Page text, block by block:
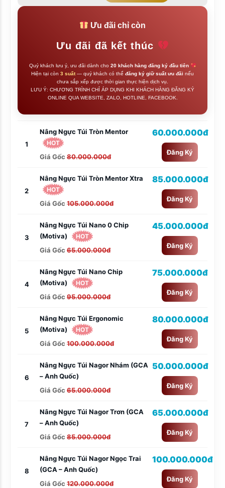
Ưu đãi chỉ còn
Ưu đãi đã kết thúc
Quý khách lưu ý, ưu đãi dành cho 20 khách hàng đăng ký đầu tiên
Hiện tại còn 3 suất— quý khách có thể đăng ký giữ suất ưu đãi nếu
chưa sắp xếp được thời gian thực hiện dịch vụ.
LƯU Ý: CHƯƠNG TRÌNH CHỈ ÁP DỤNG KHI KHÁCH HÀNG ĐĂNG KÝ
ONLINE QUA WEBSITE, ZALO, HOTLINE, FACEBOOK.
1
Nâng Ngực Túi Tròn Mentor
HOT
Giá Gốc 80.000.000đ
60.000.000đ
Đăng Ký
2
Nâng Ngực Túi Tròn Mentor Xtra
HOT
Giá Gốc 105.000.000đ
85.000.000đ
Đăng Ký
3
Nâng Ngực Túi Nano 0 Chip
(Motiva)
HOT
Giá Gốc 65.000.000đ
45.000.000đ
Đăng Ký
4
Nâng Ngực Túi Nano Chip
(Motiva)
HOT
Giá Gốc 95.000.000đ
75.000.000đ
Đăng Ký
5
Nâng Ngực Túi Ergonomic
(Motiva)
HOT
Giá Gốc 100.000.000đ
80.000.000đ
Đăng Ký
6
Nâng Ngực Túi Nagor Nhám (GCA
– Anh Quốc)
Giá Gốc 65.000.000đ
50.000.000đ
Đăng Ký
7
Nâng Ngực Túi Nagor Trơn (GCA
– Anh Quốc)
Giá Gốc 85.000.000đ
65.000.000đ
Đăng Ký
8
Nâng Ngực Túi Nagor Ngọc Trai
(GCA – Anh Quốc)
Giá Gốc 120.000.000đ
100.000.000đ
Đăng Ký